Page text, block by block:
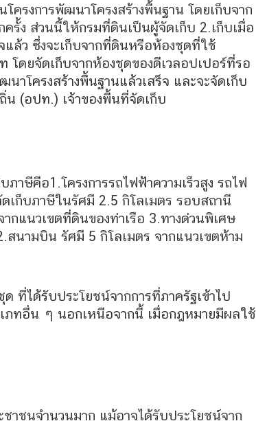
ครงการพัฒนาโครงสร้างพื้นฐาน โดยเก็บจาก
รั้ง ส่วนนี้ให้กรมที่ดินเป็นผู้จัดเก็บ 2.เก็บเมื่อ
แล้ว ซึ่งจะเก็บจากที่ดินหรือห้องชุดที่ใช้
โดยจัดเก็บจากห้องชุดของดีเวลอปเปอร์ที่รอ
าโครงสร้างพื้นฐานแล้วเสร็จ และจะจัดเก็บ
น (อปท.) เจ้าของพื้นที่จัดเก็บ
าษีคือ1.โครงการรถไฟฟ้าความเร็วสูง รถไฟ
เก็บภาษีในรัศมี 2.5 กิโลเมตร รอบสถานี
กแนวเขตที่ดินของท่าเรือ 3.ทางด่วนพิเศษ
สนามบิน รัศมี 5 กิโลเมตร จากแนวเขตห้าม
ที่ได้รับประโยชน์จากการที่ภาครัฐเข้าไป
ภทอื่น ๆ นอกเหนือจากนี้ เมื่อกฎหมายมีผลใช้
าชนจำนวนมาก แม้อาจได้รับประโยชน์จาก